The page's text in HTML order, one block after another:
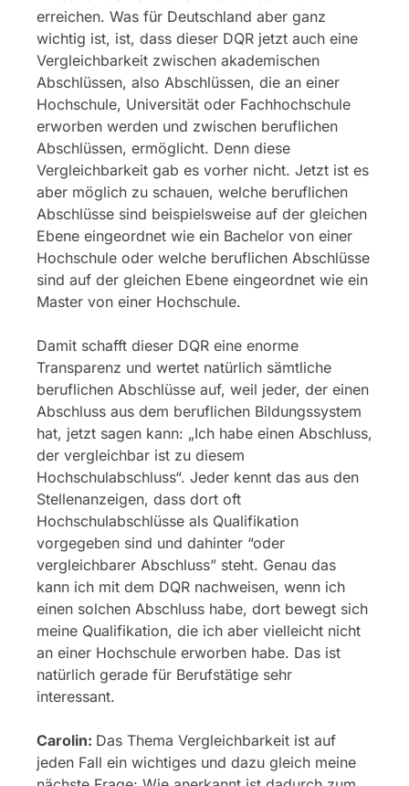
erreichen. Was für Deutschland aber ganz
wichtig ist, ist, dass dieser DQR jetzt auch eine
Vergleichbarkeit zwischen akademischen
Abschlüssen, also Abschlüssen, die an einer
Hochschule, Universität oder Fachhochschule
erworben werden und zwischen beruflichen
Abschlüssen, ermöglicht. Denn diese
Vergleichbarkeit gab es vorher nicht. Jetzt ist es
aber möglich zu schauen, welche beruflichen
Abschlüsse sind beispielsweise auf der gleichen
Ebene eingeordnet wie ein Bachelor von einer
Hochschule oder welche beruflichen Abschlüsse
sind auf der gleichen Ebene eingeordnet wie ein
Master von einer Hochschule.
Damit schafft dieser DQR eine enorme
Transparenz und wertet natürlich sämtliche
beruflichen Abschlüsse auf, weil jeder, der einen
Abschluss aus dem beruflichen Bildungssystem
hat, jetzt sagen kann: „Ich habe einen Abschluss,
der vergleichbar ist zu diesem
Hochschulabschluss“. Jeder kennt das aus den
Stellenanzeigen, dass dort oft
Hochschulabschlüsse als Qualifikation
vorgegeben sind und dahinter “oder
vergleichbarer Abschluss” steht. Genau das
kann ich mit dem DQR nachweisen, wenn ich
einen solchen Abschluss habe, dort bewegt sich
meine Qualifikation, die ich aber vielleicht nicht
an einer Hochschule erworben habe. Das ist
natürlich gerade für Berufstätige sehr
interessant.
Carolin: Das Thema Vergleichbarkeit ist auf
jeden Fall ein wichtiges und dazu gleich meine